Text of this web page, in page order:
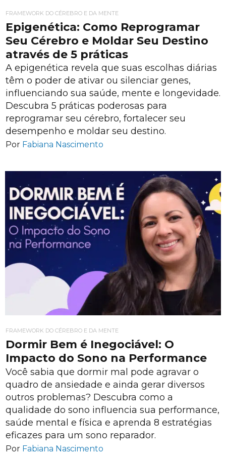
FRAMEWORK DO CÉREBRO E DA MENTE
Epigenética: Como Reprogramar
Seu Cérebro e Moldar Seu Destino
através de 5 práticas
A epigenética revela que suas escolhas diárias
têm o poder de ativar ou silenciar genes,
influenciando sua saúde, mente e longevidade.
Descubra 5 práticas poderosas para
reprogramar seu cérebro, fortalecer seu
desempenho e moldar seu destino.
Por Fabiana Nascimento
FRAMEWORK DO CÉREBRO E DA MENTE
Dormir Bem é Inegociável: O
Impacto do Sono na Performance
Você sabia que dormir mal pode agravar o
quadro de ansiedade e ainda gerar diversos
outros problemas? Descubra como a
qualidade do sono influencia sua performance,
saúde mental e física e aprenda 8 estratégias
eficazes para um sono reparador.
Por Fabiana Nascimento